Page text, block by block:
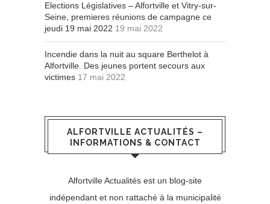
Elections Législatives – Alfortville et Vitry-sur-
Seine, premieres réunions de campagne ce
jeudi 19 mai 2022 19 mai 2022
Incendie dans la nuit au square Berthelot à
Alfortville. Des jeunes portent secours aux
victimes 17 mai 2022
ALFORTVILLE ACTUALITÉS –
INFORMATIONS & CONTACT
Alfortville Actualités est un blog-site
indépendant et non rattaché à la municipalité